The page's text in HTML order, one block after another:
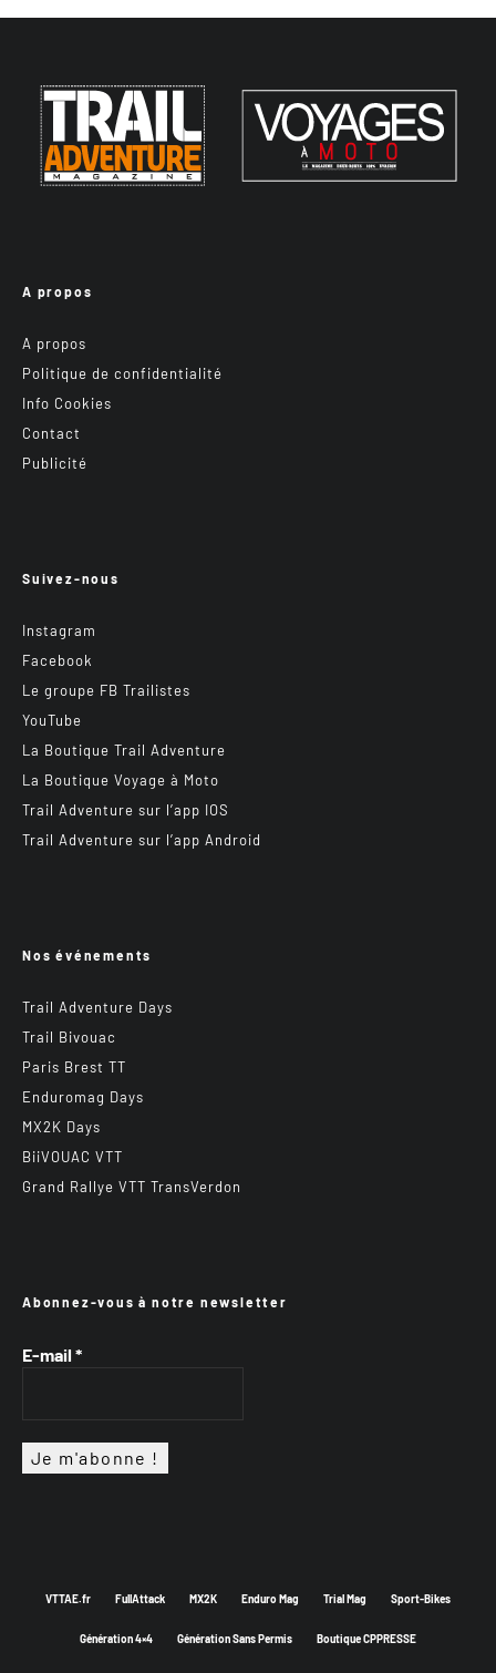
A propos
A propos
Politique de confidentialité
Info Cookies
Contact
Publicité
Suivez-nous
Instagram
Facebook
Le groupe FB Trailistes
YouTube
La Boutique Trail Adventure
La Boutique Voyage à Moto
Trail Adventure sur l’app IOS
Trail Adventure sur l’app Android
Nos événements
Trail Adventure Days
Trail Bivouac
Paris Brest TT
Enduromag Days
MX2K Days
BiiVOUAC VTT
Grand Rallye VTT TransVerdon
Abonnez-vous à notre newsletter
E-mail *
VTTAE.fr FullAttack MX2K Enduro Mag Trial Mag Sport-Bikes
Génération 4×4 Génération Sans Permis Boutique CPPRESSE